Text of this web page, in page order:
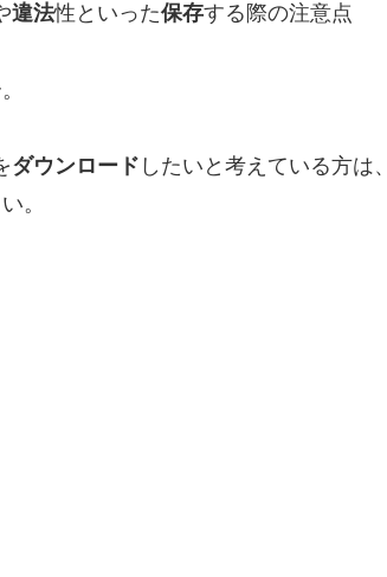
違法性といった保存する際の注意点
ダウンロード したいと考えている方は
。